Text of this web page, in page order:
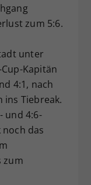
zum 5:6.
unter
Kapitän
4:1, nach
ins Tiebreak.
und 4:6-
das
zum